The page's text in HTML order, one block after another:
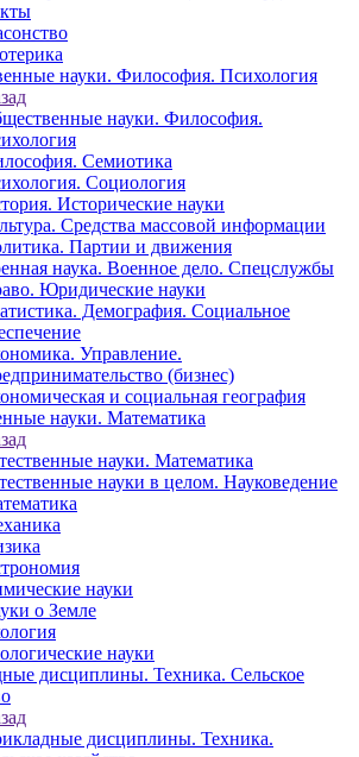
науки. Философия. Психология
науки. Философия.
Семиотика
Социология
Исторические науки
Средства массовой информации
Партии и движения
наука. Военное дело. Спецслужбы
Юридические науки
Демография. Социальное
Управление.
(бизнес)
и социальная география
науки. Математика
науки. Математика
науки в целом. Науковедение
науки
о Земле
науки
дисциплины. Техника. Сельское
дисциплины. Техника.